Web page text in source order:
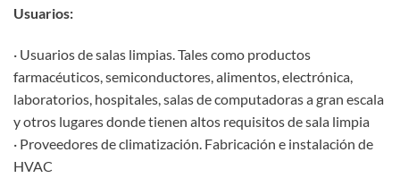
Usuarios:
· Usuarios de salas limpias. Tales como productos
farmacéuticos, semiconductores, alimentos, electrónica,
laboratorios, hospitales, salas de computadoras a gran escala
y otros lugares donde tienen altos requisitos de sala limpia
· Proveedores de climatización. Fabricación e instalación de
HVAC